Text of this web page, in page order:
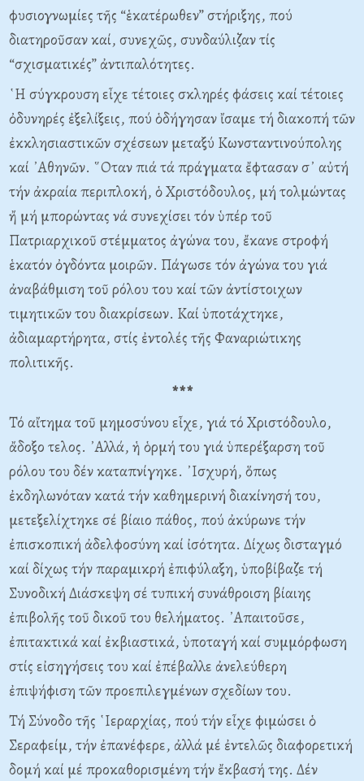
φυσιογνωμίες τῆς “ἑκατέρωθεν” στήριξης, πού
διατηροῦσαν καί, συνεχῶς, συνδαύλιζαν τίς
“σχισματικές” ἀντιπαλότητες.
῾Η σύγκρουση εἶχε τέτοιες σκληρές φάσεις καί τέτοιες
ὀδυνηρές ἐξελίξεις, πού ὁδήγησαν ἴσαμε τή διακοπή τῶν
ἐκκλησιαστικῶν σχέσεων μεταξύ Κωνσταντινούπολης
καί ᾿Αθηνῶν. ῞Οταν πιά τά πράγματα ἔφτασαν σ᾿ αὐτή
τήν ἀκραία περιπλοκή, ὁ Χριστόδουλος, μή τολμώντας
ἤ μή μπορώντας νά συνεχίσει τόν ὑπέρ τοῦ
Πατριαρχικοῦ στέμματος ἀγώνα του, ἔκανε στροφή
ἑκατόν ὀγδόντα μοιρῶν. Πάγωσε τόν ἀγώνα του γιά
ἀναβάθμιση τοῦ ρόλου του καί τῶν ἀντίστοιχων
τιμητικῶν του διακρίσεων. Καί ὑποτάχτηκε,
ἀδιαμαρτήρητα, στίς ἐντολές τῆς Φαναριώτικης
πολιτικῆς.
***
Τό αἴτημα τοῦ μημοσύνου εἶχε, γιά τό Χριστόδουλο,
ἄδοξο τελος. ᾿Αλλά, ἡ ὁρμή του γιά ὑπερέξαρση τοῦ
ρόλου του δέν καταπνίγηκε. ᾿Ισχυρή, ὅπως
ἐκδηλωνόταν κατά τήν καθημερινή διακίνησή του,
μετεξελίχτηκε σέ βίαιο πάθος, πού ἀκύρωνε τήν
ἐπισκοπική ἀδελφοσύνη καί ἰσότητα. Δίχως δισταγμό
καί δίχως τήν παραμικρή ἐπιφύλαξη, ὑποβίβαζε τή
Συνοδική Διάσκεψη σέ τυπική συνάθροιση βίαιης
ἐπιβολῆς τοῦ δικοῦ του θελήματος. ᾿Απαιτοῦσε,
ἐπιτακτικά καί ἐκβιαστικά, ὑποταγή καί συμμόρφωση
στίς εἰσηγήσεις του καί ἐπέβαλλε ἀνελεύθερη
ἐπιψήφιση τῶν προεπιλεγμένων σχεδίων του.
Τή Σύνοδο τῆς ῾Ιεραρχίας, πού τήν εἶχε φιμώσει ὁ
Σεραφείμ, τήν ἐπανέφερε, ἀλλά μέ ἐντελῶς διαφορετική
δομή καί μέ προκαθορισμένη τήν ἔκβασή της. Δέν